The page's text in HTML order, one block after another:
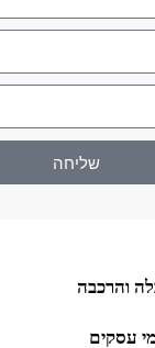
שליחה
והרכבה